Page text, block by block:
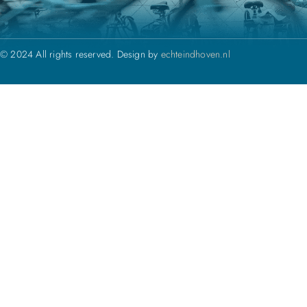
© 2024 All rights reserved. Design by echteindhoven.nl